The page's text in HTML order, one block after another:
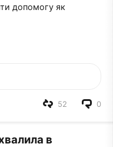
допомогу як
0
52
в